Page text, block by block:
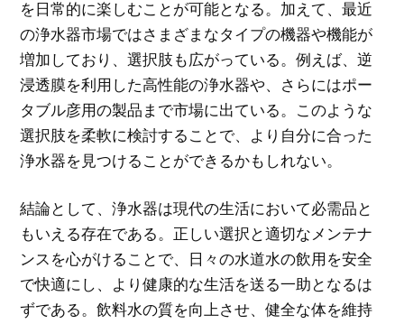
を日常的に楽しむことが可能となる。加えて、最近
の浄水器市場ではさまざまなタイプの機器や機能が
増加しており、選択肢も広がっている。例えば、逆
浸透膜を利用した高性能の浄水器や、さらにはポー
タブル彦用の製品まで市場に出ている。このような
選択肢を柔軟に検討することで、より自分に合った
浄水器を見つけることができるかもしれない。
結論として、浄水器は現代の生活において必需品と
もいえる存在である。正しい選択と適切なメンテナ
ンスを心がけることで、日々の水道水の飲用を安全
で快適にし、より健康的な生活を送る一助となるは
ずである。飲料水の質を向上させ、健全な体を維持